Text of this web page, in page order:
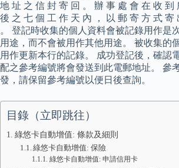
地 址 之 信 封 寄 回 。 辦 事 處 會 在 收 到
後 之 七 個 工 作 天 內 ， 以 郵 寄 方 式 寄
。 登記時收集的個人資料會被記錄用作是
用途，而不會被用作其他用途。 被收集的
用作更新本行的記錄。 成功登記後，確認
配之參考編號將會發送到此電郵地址。 參
發，請保留參考編號以便日後查詢。
目錄（立即跳往）
綠悠卡自動增值: 條款及細則
綠悠卡自動增值: 保險
綠悠卡自動增值: 申請信用卡